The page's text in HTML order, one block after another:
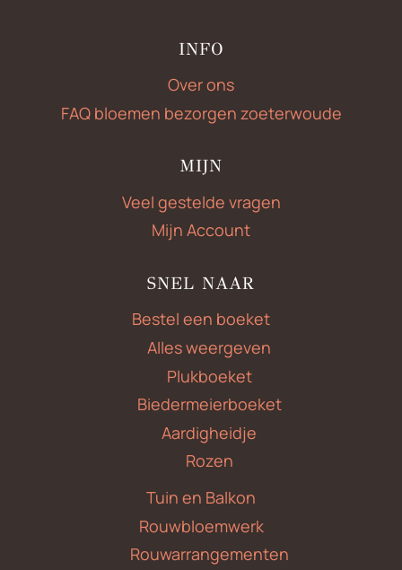
INFO
Over ons
FAQ bloemen bezorgen zoeterwoude
MIJN
Veel gestelde vragen
Mijn Account
SNEL NAAR
Bestel een boeket
Alles weergeven
Plukboeket
Biedermeierboeket
Aardigheidje
Rozen
Tuin en Balkon
Rouwbloemwerk
Rouwarrangementen